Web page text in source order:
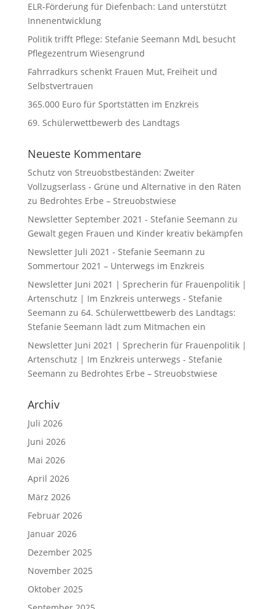
ELR-Förderung für Diefenbach: Land unterstützt
Innenentwicklung
Politik trifft Pflege: Stefanie Seemann MdL besucht
Pflegezentrum Wiesengrund
Fahrradkurs schenkt Frauen Mut, Freiheit und
Selbstvertrauen
365.000 Euro für Sportstätten im Enzkreis
69. Schülerwettbewerb des Landtags
Neueste Kommentare
Schutz von Streuobstbeständen: Zweiter
Vollzugserlass - Grüne und Alternative in den Räten
zu Bedrohtes Erbe – Streuobstwiese
Newsletter September 2021 - Stefanie Seemann zu
Gewalt gegen Frauen und Kinder kreativ bekämpfen
Newsletter Juli 2021 - Stefanie Seemann zu
Sommertour 2021 – Unterwegs im Enzkreis
Newsletter Juni 2021 | Sprecherin für Frauenpolitik |
Artenschutz | Im Enzkreis unterwegs - Stefanie
Seemann zu 64. Schülerwettbewerb des Landtags:
Stefanie Seemann lädt zum Mitmachen ein
Newsletter Juni 2021 | Sprecherin für Frauenpolitik |
Artenschutz | Im Enzkreis unterwegs - Stefanie
Seemann zu Bedrohtes Erbe – Streuobstwiese
Archiv
Juli 2026
Juni 2026
Mai 2026
April 2026
März 2026
Februar 2026
Januar 2026
Dezember 2025
November 2025
Oktober 2025